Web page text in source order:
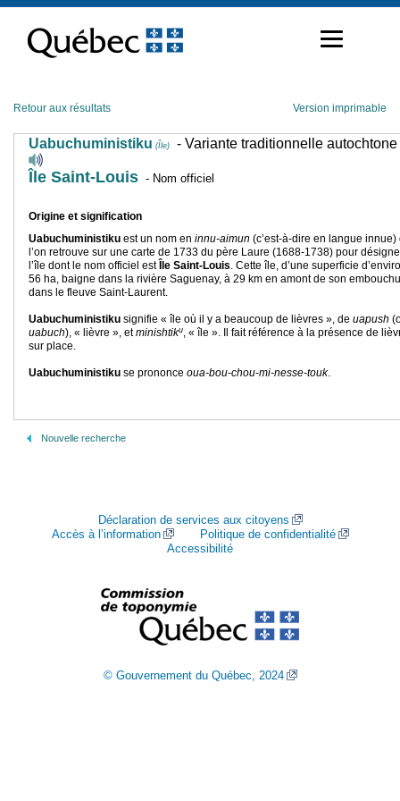
contenu
Retour aux résultats Version imprimable
Uabuchuministiku (Île) - Variante traditionnelle autochtone
Île Saint-Louis - Nom officiel
Origine et signification
Uabuchuministiku est un nom en innu-aimun (c’est-à-dire en langue innue)
l’on retrouve sur une carte de 1733 du père Laure (1688-1738) pour
l’île dont le nom officiel est Île Saint-Louis. Cette île, d’une superficie
56 ha, baigne dans la rivière Saguenay, à 29 km en amont de son
dans le fleuve Saint-Laurent.
Uabuchuministiku signifie « île où il y a beaucoup de lièvres », de uapush
uabuch), « lièvre », etminishtiku, « île ». Il fait référence à la présence de
sur place.
Uabuchuministiku se prononce oua-bou-chou-mi-nesse-touk.
Nouvelle recherche
Déclaration de services aux citoyens
Accès à l’information
Politique de confidentialité
Accessibilité
© Gouvernement du Québec, 2024